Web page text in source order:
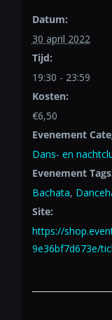
Datum:
30 april 2022
Tijd:
19:30 - 23:59
Kosten:
€6,50
Evenement
Dans- en
Evenement
Bachata,
Site:
https://
9e36bf7d673e/